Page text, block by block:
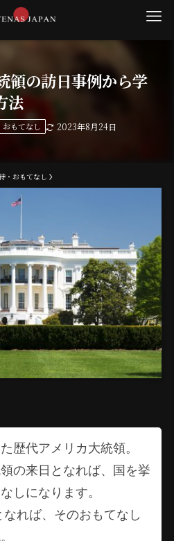
領の訪日事例から学
法
もてなし 2023年8月24日
・おもてなし
歴代アメリカ大統領。
の来日となれば、国を挙
しになります。
れば、そのおもてなし